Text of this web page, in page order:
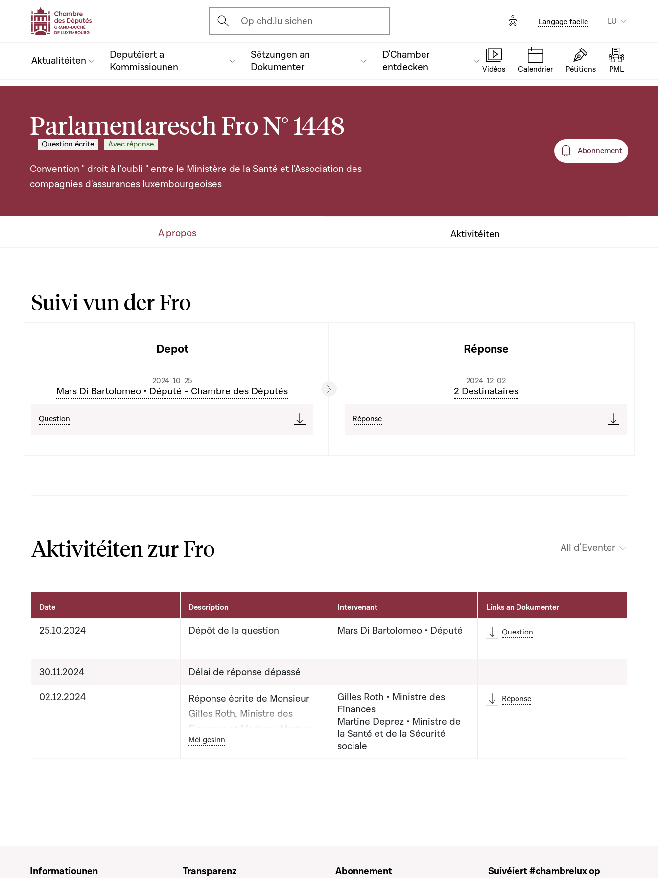
Ouvrir l'écran de recherche
Op chd.lu sichen Options d'accessibilité
Langage facile LU
Aktualitéiten
Deputéiert a
Kommissiounen
Sëtzungen an
Dokumenter
D'Chamber
entdecken
Vidéos Calendrier Pétitions PML
Parlamentaresch Fro N° 1448
Question écrite Avec réponse
Convention " droit à l'oubli " entre le Ministère de la Santé et l'Association des
compagnies d'assurances luxembourgeoises
Abonnement
Abonnement
A propos Aktivitéiten
Suivi vun der Fro
Depot
2024-10-25
Mars Di Bartolomeo • Député - Chambre des Députés
Question
Réponse
2024-12-02
2 Destinataires
Réponse
Aktivitéiten zur Fro All d'Eventer
Aktivitéiten um Dossier
Date Description Intervenant Links an Dokumenter
25.10.2024 Dépôt de la question Mars Di Bartolomeo • Député Question
30.11.2024
Délai de réponse dépassé
02.12.2024
Réponse écrite de Monsieur
Gilles Roth, Ministre des
Finances et Madame Martine
Deprez, Ministre de la Santé
Bouton graphique servant à afficher ou cacher tous les éléments de la liste qui précède
Méi gesinn
Gilles Roth • Ministre des
Finances
Martine Deprez • Ministre de
la Santé et de la Sécurité
sociale
Réponse
Informatiounen Transparenz Abonnement Suivéiert #chambrelux op